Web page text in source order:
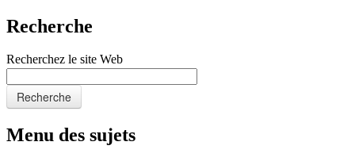
Recherche
Recherchez le site Web
Recherche
Menu des sujets